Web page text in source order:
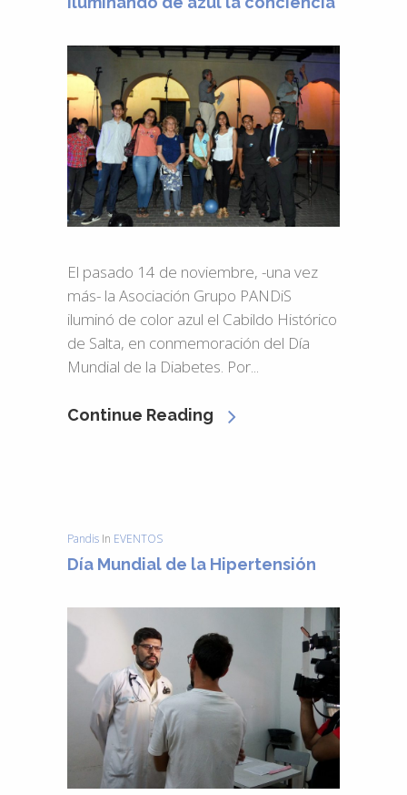
El pasado 14 de noviembre, -una vez
más- la Asociación Grupo PANDiS
iluminó de color azul el Cabildo Histórico
de Salta, en conmemoración del Día
Mundial de la Diabetes. Por...
Continue Reading
Pandis In EVENTOS
Día Mundial de la Hipertensión